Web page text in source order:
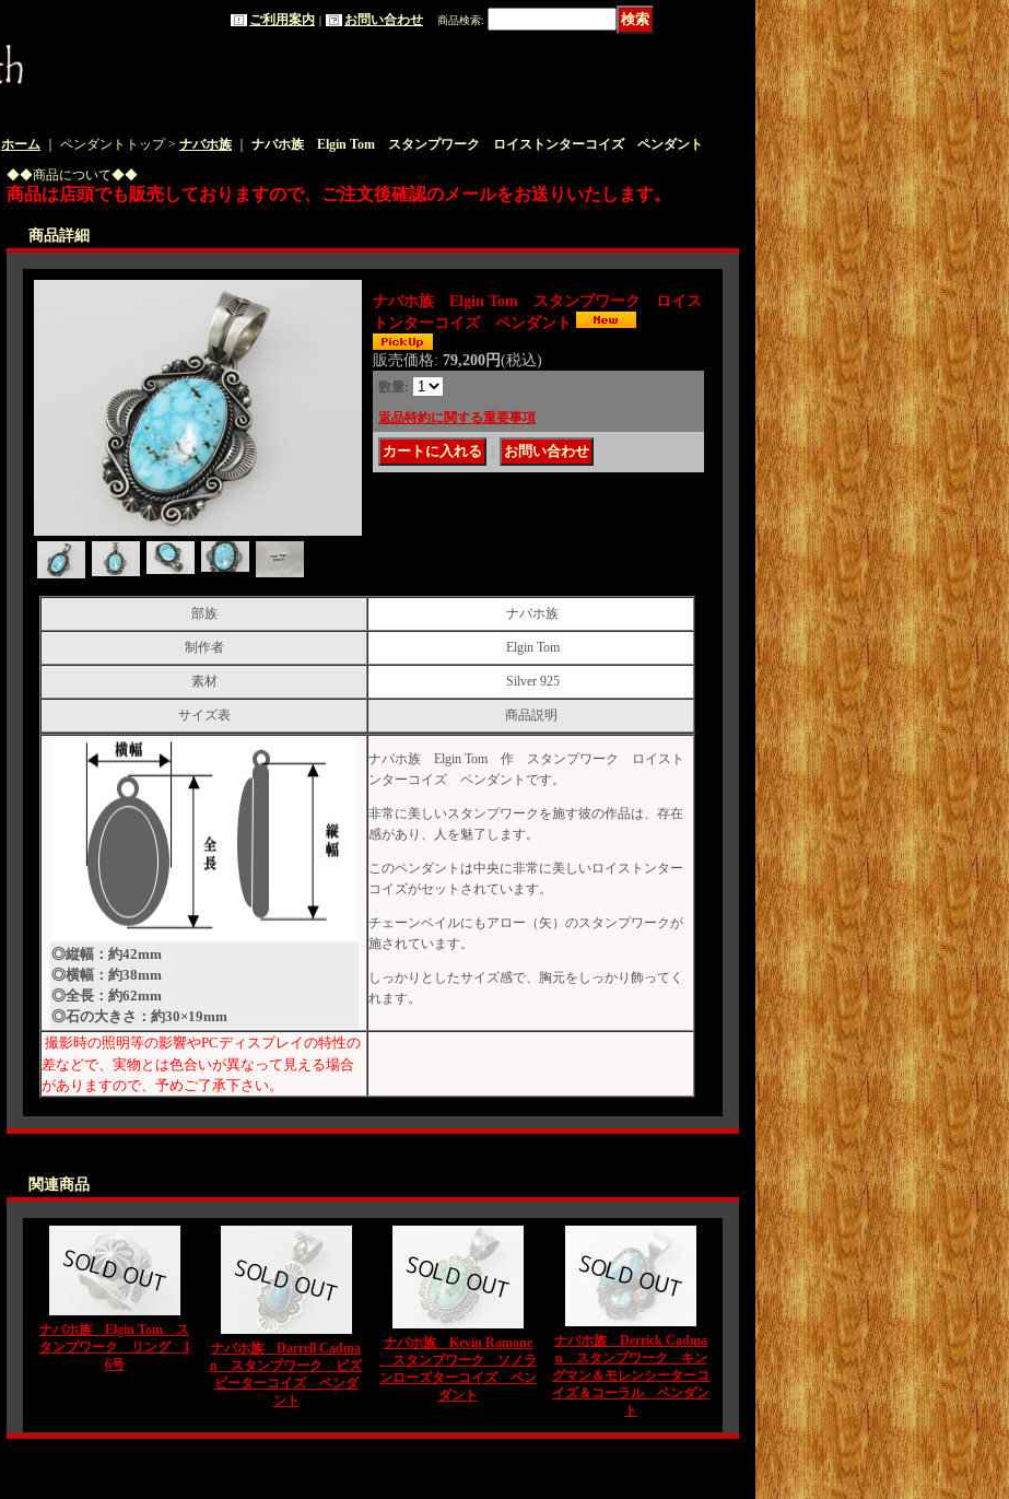
ご利用案内 ｜ お問い合わせ 商品検索:
ホーム ｜ ペンダントトップ > ナバホ族
ナバホ族 Elgin Tom スタンプワーク ロイストンターコイズ ペンダント
◆◆商品について◆◆
商品は店頭でも販売しておりますので、ご注文後確認のメールをお送りいたします。
商品詳細
ナバホ族 Elgin Tom スタンプワーク ロイス
トンターコイズ ペンダント
販売価格: 79,200円(税込)
数量:
返品特約に関する重要事項
部族 ナバホ族
制作者 Elgin Tom
素材 Silver 925
サイズ表 商品説明
◎縦幅：約42mm
◎横幅：約38mm
◎全長：約62mm
◎石の大きさ ：約30×19mm
ナバホ族 Elgin Tom 作 スタンプワーク ロイスト
ンターコイズ ペンダントです。
非常に美しいスタンプワークを施す彼の作品は、存在
感があり、人を魅了します。
このペンダントは中央に非常に美しいロイストンター
コイズがセットされています。
チェーンベイルにもアロー（矢）のスタンプワークが
施されています。
しっかりとしたサイズ感で、胸元をしっかり飾ってく
れます。
撮影時の照明等の影響やPCディスプレイの特性の
差などで、実物とは色合いが異なって見える場合
がありますので、予めご了承下さい。
関連商品
ナバホ族 Elgin Tom ス
タンプワーク リング 1
6号
ナバホ族 Darrell Cadma
n スタンプワーク ビズ
ビーターコイズ ペンダ
ント
ナバホ族 Kevin Ramone
スタンプワーク ソノラ
ンローズターコイズ ペン
ダント
ナバホ族 Derrick Cadma
n スタンプワーク キン
グマン＆モレンシーターコ
イズ＆コーラル ペンダン
ト